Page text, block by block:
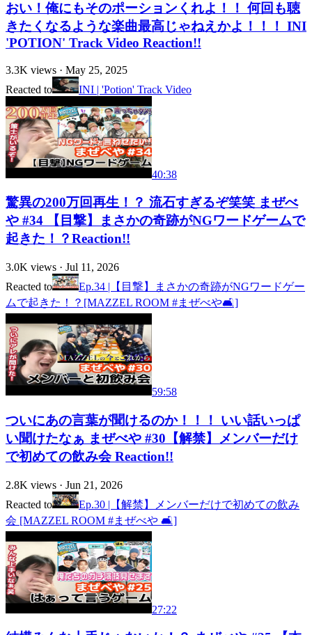
おい！俺にもそのポーションくれよ！！ 何回も聴
きたくなるような楽曲最高じゃねえかよ！！！ INI
'POTION' Track Video Reaction!!
3.3K views · May 25, 2025
Reacted to
INI | 'Potion' Track Video
40:38
驚異の200万回再生！？ 流石すぎるぞ笑笑 まぜべ
や #34 【目撃】まさかの奇跡がNGワードゲームで
起きた！？Reaction!!
3.0K views · Jul 11, 2026
Reacted to
Ep.34 |【目撃】まさかの奇跡がNGワードゲー
ムで起きた！？[MAZZEL ROOM #まぜべや🛋️]
59:58
ついにあの言葉が聞けるのか！！！ いい話いっぱ
い聞けたなぁ まぜべや #30【解禁】メンバーだけ
で初めての飲み会 Reaction!!
2.8K views · Jun 21, 2026
Reacted to
Ep.30 |【解禁】メンバーだけで初めての飲み
会 [MAZZEL ROOM #まぜべや 🛋️]
27:22